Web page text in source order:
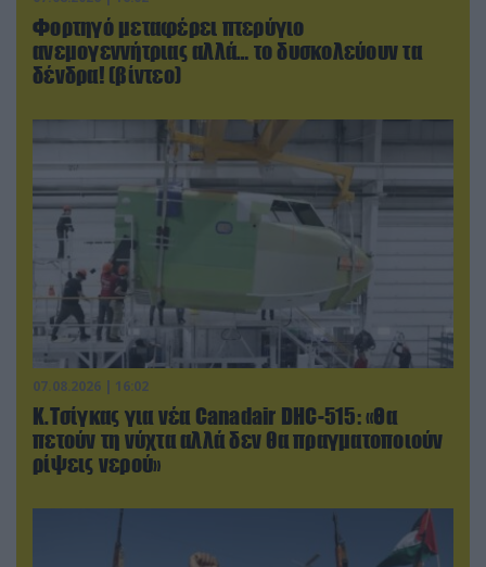
Φορτηγό μεταφέρει πτερύγιο
ανεμογεννήτριας αλλά… το δυσκολεύουν τα
δένδρα! (βίντεο)
07.08.2026 | 16:02
Κ.Τσίγκας για νέα Canadair DHC-515: «Θα
πετούν τη νύχτα αλλά δεν θα πραγματοποιούν
ρίψεις νερού»